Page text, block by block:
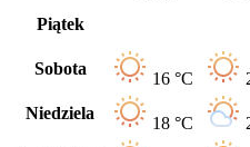
Piątek
Sobota
16 °C
Niedziela
18 °C